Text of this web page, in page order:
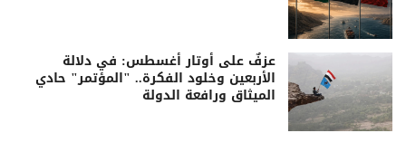
عزفٌ على أوتار أغسطس: في دلالة
الأربعين وخلود الفكرة.. "المؤتمر" حادي
الميثاق ورافعة الدولة